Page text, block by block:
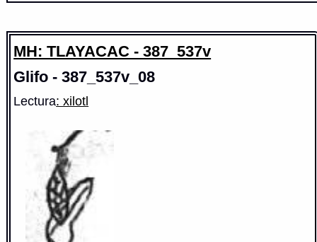
MH: TLAYACAC - 387_537v
Glifo - 387_537v_08
Lectura: xilotl